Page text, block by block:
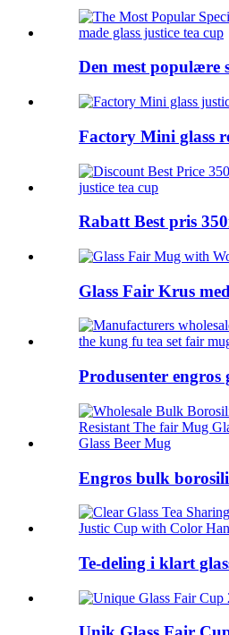
Den mest populære
Factory Mini glass
Rabatt Best pris
Glass Fair Krus
Produsenter engros
Engros bulk
Te-deling i klart